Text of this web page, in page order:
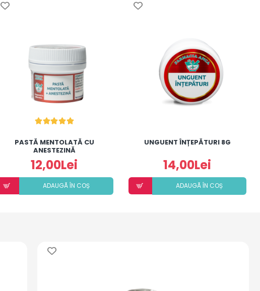
PASTĂ MENTOLATĂ CU
ANESTEZINĂ
12,00Lei
ADAUGÃ ÎN COȘ
UNGUENT ÎNȚEPĂTURI 8G
14,00Lei
ADAUGÃ ÎN COȘ